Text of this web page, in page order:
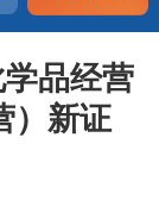
品经营
）新证